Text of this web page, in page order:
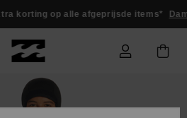
korting op alle afgeprijsde items*